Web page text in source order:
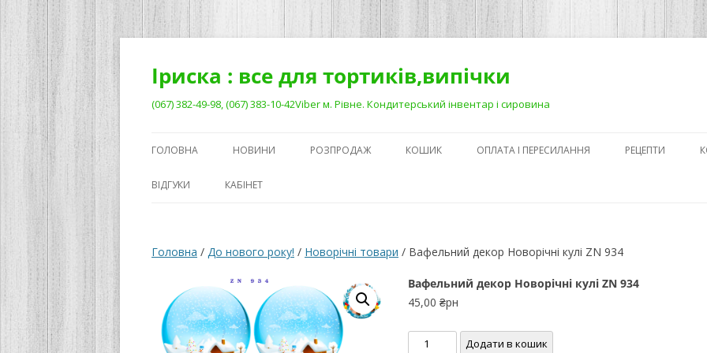
Перейти
Іриска : все для тортиків,випічки
(067) 382-49-98, (067) 383-10-42Viber м. Рівне. Кондитерський інвентар і сировина
ГОЛОВНА НОВИНИ РОЗПРОДАЖ КОШИК ОПЛАТА І ПЕРЕСИЛАННЯ РЕЦЕПТИ
АБО ЯК
ВІДГУКИ КАБІНЕТ
Головна / До нового року! / Новорічні товари / Вафельний декор Новорічні кулі ZN 934
Вафельний декор Новорічні кулі ZN 934
45,00 ₴рн
Вафельний Додати в кошик